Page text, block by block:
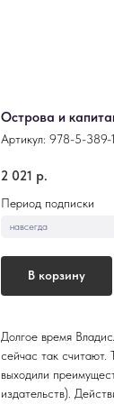
Острова и
Артикул: 978-5-389-
2 021 р.
Период подписки
В корзину
Долгое время
сейчас так считают.
выходили
издательств).